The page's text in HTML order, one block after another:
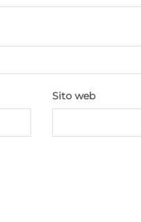
Sito web